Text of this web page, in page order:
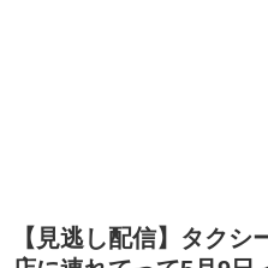
【見逃し配信】タク